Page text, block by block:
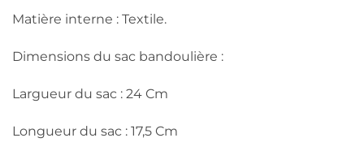
Matière interne : Textile.
Dimensions du sac bandoulière :
Largueur du sac : 24 Cm
Longueur du sac : 17,5 Cm